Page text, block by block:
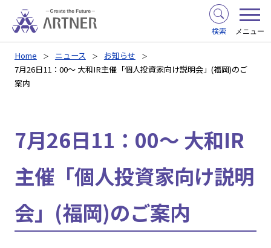
検索 メニュー
Home ニュース
お知らせ
7月26日11：00～ 大和IR主催「個人投資家向け説明会」(福岡)のご
案内
7月26日11：00～ 大和IR
主催「個人投資家向け説明
会」(福岡)のご案内